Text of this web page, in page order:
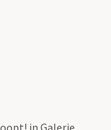
in Galerie